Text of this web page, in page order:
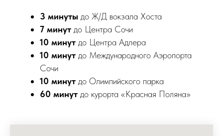
3 минуты до Ж/Д вокзала Хоста
7 минут до Центра Сочи
10 минут до Центра Адлера
10 минут до Международного Аэропорта
Сочи
10 минут до Олимпийского парка
60 минут до курорта «Красная Поляна»